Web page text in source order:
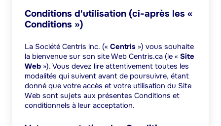
Conditions d'utilisation (ci-après les «
Conditions »)
La Société Centris inc. (« Centris ») vous souhaite
la bienvenue sur son site Web Centris.ca (le « Site
Web »). Vous devez lire attentivement toutes les
modalités qui suivent avant de poursuivre, étant
donné que votre accès et votre utilisation du Site
Web sont sujets aux présentes Conditions et
conditionnels à leur acceptation.